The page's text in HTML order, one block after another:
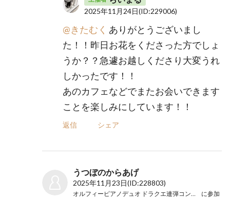
2025年11月24日(ID:229006)
@きたむく ありがとうございまし
た！！昨日お花をくださった方でしょ
うか？？急遽お越しくださり大変うれ
しかったです！！
あのカフェなどでまたお会いできます
ことを楽しみにしています！！
返信 シェア
うつぼのからあげ
2025年11月23日(ID:228803)
に参加